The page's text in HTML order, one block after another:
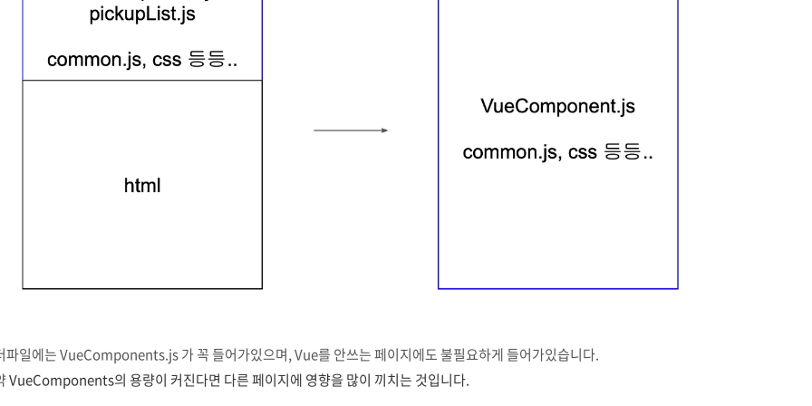
파일에는 VueComponents.js 가 꼭 들어가있으며, Vue를 안쓰는 페이지에도 불필요하게 들어가있습니다.
VueComponents의 용량이 커진다면 다른 페이지에 영향을 많이 끼치는 것입니다.